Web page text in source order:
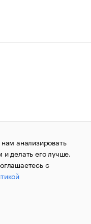
авторских прав
Сообщения
«РБК»
по надзору в сфере
за номером ИА
«РБК». Отдельные
анализировать
и делать его лучше.
с